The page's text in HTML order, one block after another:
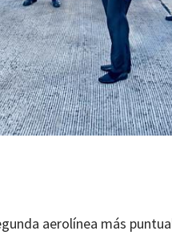
aerolínea más